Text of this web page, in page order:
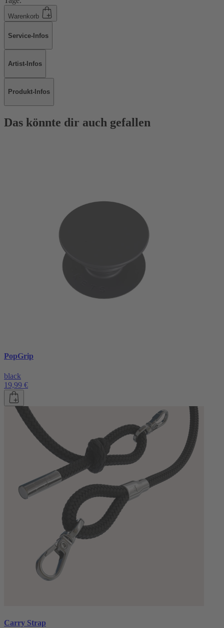
Warenkorb
Service-Infos
Artist-Infos
Produkt-Infos
Das könnte dir auch gefallen
PopGrip
black
19,99 €
Carry Strap